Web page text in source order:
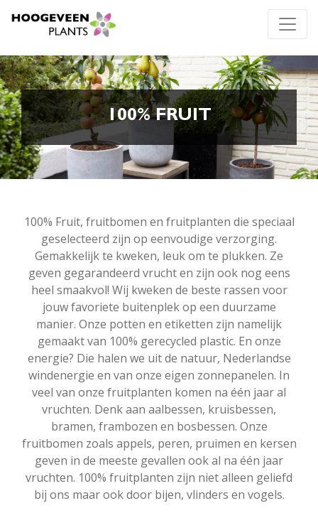
100% FRUIT
100% Fruit, fruitbomen en fruitplanten die speciaal
geselecteerd zijn op eenvoudige verzorging.
Gemakkelijk te kweken, leuk om te plukken. Ze
geven gegarandeerd vrucht en zijn ook nog eens
heel smaakvol! Wij kweken de beste rassen voor
jouw favoriete buitenplek op een duurzame
manier. Onze potten en etiketten zijn namelijk
gemaakt van 100% gerecycled plastic. En onze
energie? Die halen we uit de natuur, Nederlandse
windenergie en van onze eigen zonnepanelen. In
veel van onze fruitplanten komen na één jaar al
vruchten. Denk aan aalbessen, kruisbessen,
bramen, frambozen en bosbessen. Onze
fruitbomen zoals appels, peren, pruimen en kersen
geven in de meeste gevallen ook al na één jaar
vruchten. 100% fruitplanten zijn niet alleen geliefd
bij ons maar ook door bijen, vlinders en vogels.